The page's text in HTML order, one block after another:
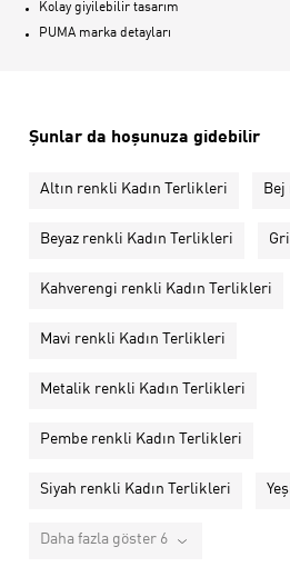
Kolay giyilebilir tasarım
PUMA marka detayları
Şunlar da hoşunuza gidebilir
Altın renkli Kadın Terlikleri
Beyaz renkli Kadın Terlikleri
Kahverengi renkli Kadın Terlikleri
Mavi renkli Kadın Terlikleri
Metalik renkli Kadın Terlikleri
Pembe renkli Kadın Terlikleri
Siyah renkli Kadın Terlikleri
Daha fazla göster 6